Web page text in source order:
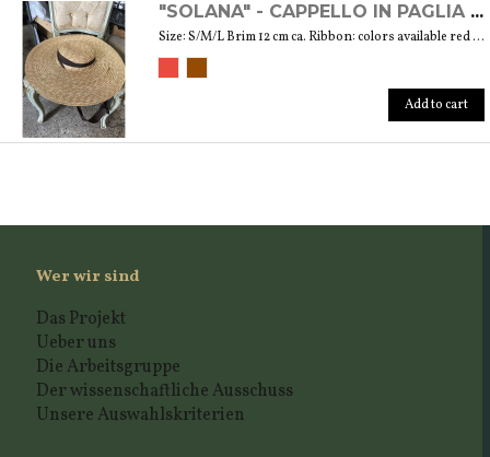
"SOLANA" - CAPPELLO IN PAGLIA NATURALE
Size: S/M/L Brim 12 cm ca. Ribbon: colors available red and brown
Add to cart
Wer wir sind
Das Projekt
Ueber uns
Die Arbeitsgruppe
Der wissenschaftliche Ausschuss
Unsere Auswahlskriterien